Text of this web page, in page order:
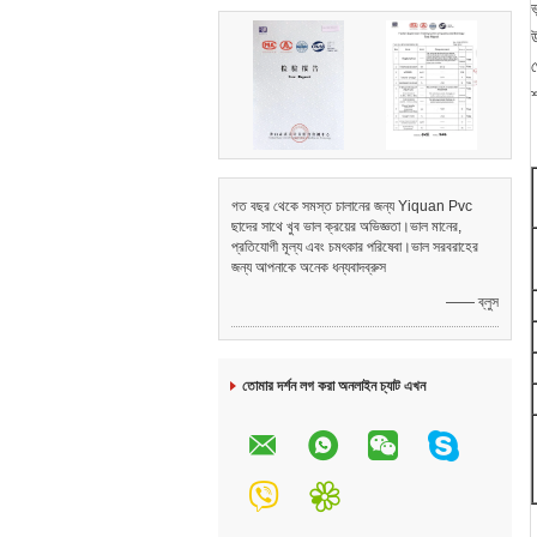
গত বছর থেকে সমস্ত চালানের জন্য Yiquan Pvc
ছাদের সাথে খুব ভাল ক্রয়ের অভিজ্ঞতা।ভাল মানের,
প্রতিযোগী মূল্য এবং চমৎকার পরিষেবা।ভাল সরবরাহের
জন্য আপনাকে অনেক ধন্যবাদব্রুস
—— ব্লুস
তোমার দর্শন লগ করা অনলাইন চ্যাট এখন